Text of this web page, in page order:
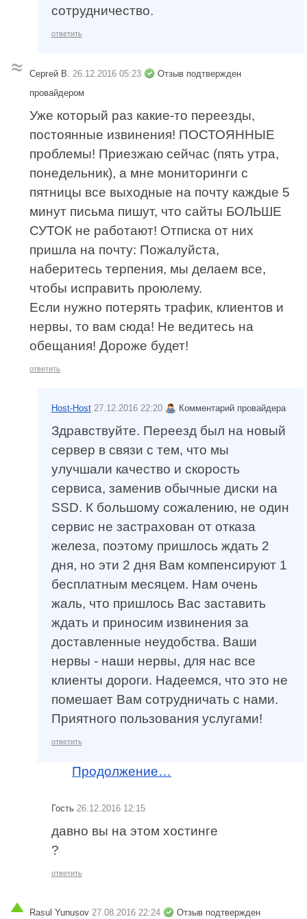
сотрудничество.
ответить
Сергей В. 26.12.2016 05:23
Отзыв подтвержден
провайдером
Уже который раз какие-то переезды,
постоянные извинения! ПОСТОЯННЫЕ
проблемы! Приезжаю сейчас (пять утра,
понедельник), а мне мониторинги с
пятницы все выходные на почту каждые 5
минут письма пишут, что сайты БОЛЬШЕ
СУТОК не работают! Отписка от них
пришла на почту: Пожалуйста,
наберитесь терпения, мы делаем все,
чтобы исправить проюлему.
Если нужно потерять трафик, клиентов и
нервы, то вам сюда! Не ведитесь на
обещания! Дороже будет!
ответить
Host-Host 27.12.2016 22:20 Комментарий провайдера
Здравствуйте. Переезд был на новый
сервер в связи с тем, что мы
улучшали качество и скорость
сервиса, заменив обычные диски на
SSD. К большому сожалению, не один
сервис не застрахован от отказа
железа, поэтому пришлось ждать 2
дня, но эти 2 дня Вам компенсируют 1
бесплатным месяцем. Нам очень
жаль, что пришлось Вас заставить
ждать и приносим извинения за
доставленные неудобства. Ваши
нервы - наши нервы, для нас все
клиенты дороги. Надеемся, что это не
помешает Вам сотрудничать с нами.
Приятного пользования услугами!
ответить
Продолжение…
Гость 26.12.2016 12:15
давно вы на этом хостинге
?
ответить
Rasul Yunusov 27.08.2016 22:24
Отзыв подтвержден